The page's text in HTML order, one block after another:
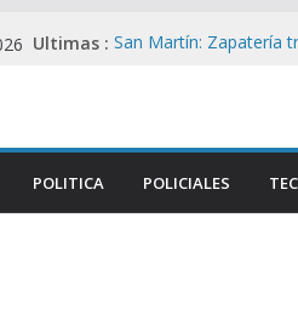
Ultimas : San Martín: Zapatería
La UIA Responde con
Zulma Lobato:
situación de calle en
POLITICA POLICIALES